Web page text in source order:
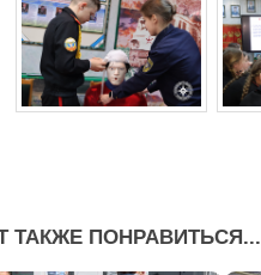
ТАКЖЕ ПОНРАВИТЬСЯ...